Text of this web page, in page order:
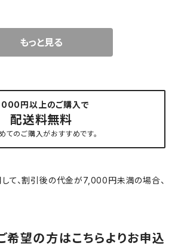
もっと見る
円以上のご購入で
配送料無料
てのご購入がおすすめです。
て、割引後の代金が7,000円未満の場合、
希望の方はこちらよりお申込